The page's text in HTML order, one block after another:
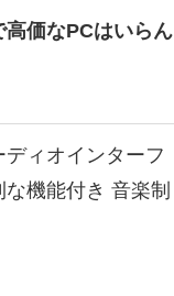
価なPCはいらん
ィオインターフ
機能付き 音楽制